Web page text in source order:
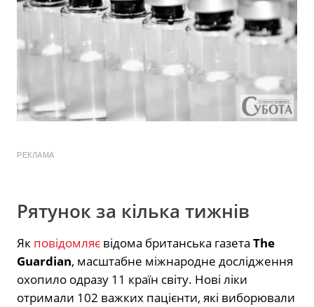
РЕКЛАМА
Рятунок за кілька тижнів
Як повідомляє відома британська газета The
Guardian, масштабне міжнародне дослідження
охопило одразу 11 країн світу. Нові ліки
отримали 102 важких пацієнти, які виборювали